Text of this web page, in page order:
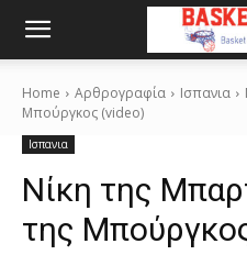
Home Αρθρογραφία Ισπανια
Μπούργκος (video)
Ισπανια
Νίκη της
της